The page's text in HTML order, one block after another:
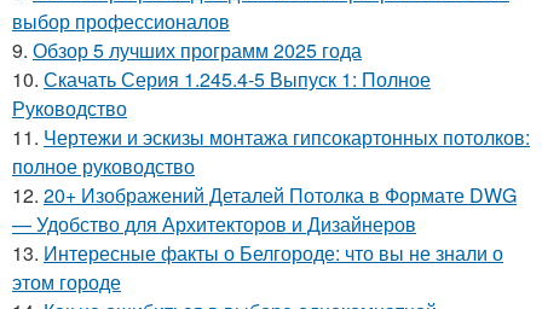
выбор профессионалов
9. Обзор 5 лучших программ 2025 года
10. Скачать Серия 1.245.4-5 Выпуск 1: Полное
Руководство
11. Чертежи и эскизы монтажа гипсокартонных потолков:
полное руководство
12. 20+ Изображений Деталей Потолка в Формате DWG
— Удобство для Архитекторов и Дизайнеров
13. Интересные факты о Белгороде: что вы не знали о
этом городе